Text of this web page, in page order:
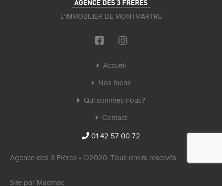
L'IMMOBILIER DE MONTMARTRE
Accueil
Nos biens
Qui sommes nous?
Contact
01 42 57 00 72
Agence des 3 Frères - ©2020. Tous droits reservés.
Site par Madmac